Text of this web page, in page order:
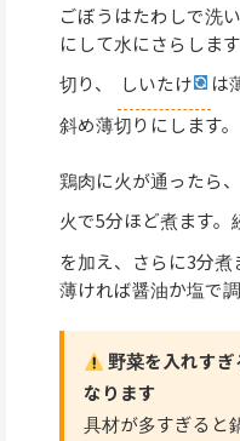
ごぼうはたわしで洗
にして水にさらしま
切り、
しいたけ は
斜め薄切りにします。
鶏肉に火が通ったら
火で5分ほど煮ます。
を加え、さらに3分煮
薄ければ醤油か塩で調
野菜を入れす
なります
具材が多すぎると